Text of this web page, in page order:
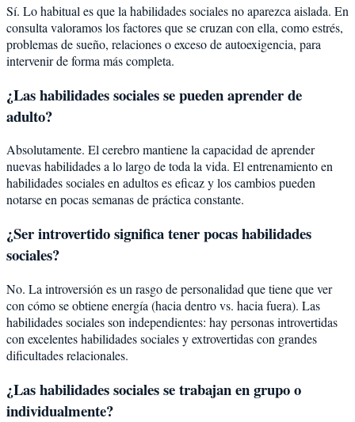
Sí. Lo habitual es que la habilidades sociales no aparezca aislada. En
consulta valoramos los factores que se cruzan con ella, como estrés,
problemas de sueño, relaciones o exceso de autoexigencia, para
intervenir de forma más completa.
¿Las habilidades sociales se pueden aprender de
adulto?
Absolutamente. El cerebro mantiene la capacidad de aprender
nuevas habilidades a lo largo de toda la vida. El entrenamiento en
habilidades sociales en adultos es eficaz y los cambios pueden
notarse en pocas semanas de práctica constante.
¿Ser introvertido significa tener pocas habilidades
sociales?
No. La introversión es un rasgo de personalidad que tiene que ver
con cómo se obtiene energía (hacia dentro vs. hacia fuera). Las
habilidades sociales son independientes: hay personas introvertidas
con excelentes habilidades sociales y extrovertidas con grandes
dificultades relacionales.
¿Las habilidades sociales se trabajan en grupo o
individualmente?